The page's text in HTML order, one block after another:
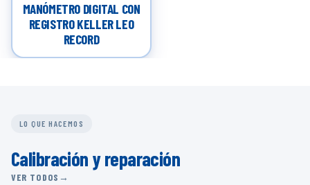
MANÓMETRO DIGITAL CON
REGISTRO KELLER LEO
RECORD
LO QUE HACEMOS
Calibración y reparación
VER TODOS